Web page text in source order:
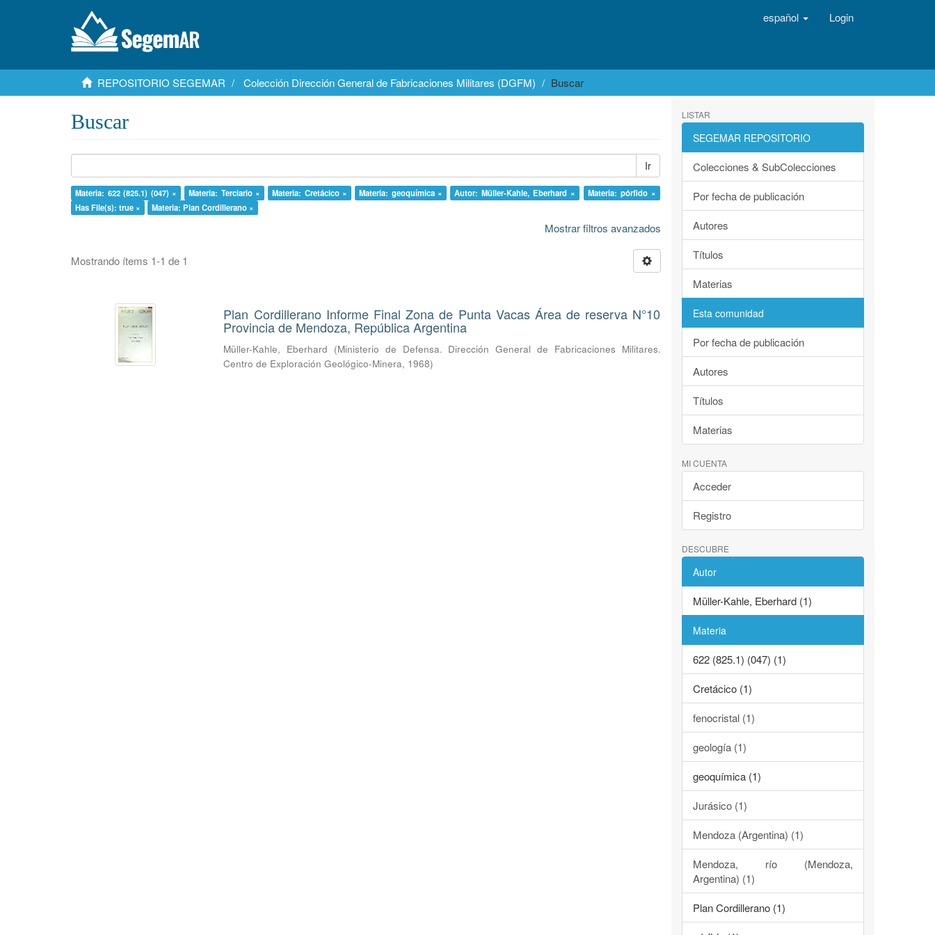
español Login
REPOSITORIO SEGEMAR Colección Dirección General de Fabricaciones Militares (DGFM) Buscar
Buscar
Ir
Materia: 622 (825.1) (047) × Materia: Terciario × Materia: Cretácico × Materia: geoquímica × Autor: Müller-Kahle, Eberhard ×
Materia: pórfido ×
Has File(s): true ×
Materia: Plan Cordillerano ×
Mostrar filtros avanzados
Mostrando ítems 1-1 de 1
Plan Cordillerano Informe Final Zona de Punta Vacas Área de reserva N°10
Provincia de Mendoza, República Argentina
Müller-Kahle, Eberhard (Ministerio de Defensa. Dirección General de Fabricaciones Militares.
Centro de Exploración Geológico-Minera, 1968)
LISTAR
SEGEMAR REPOSITORIO
Colecciones & SubColecciones
Por fecha de publicación
Autores
Títulos
Materias
Esta comunidad
Por fecha de publicación
Autores
Títulos
Materias
MI CUENTA
Acceder
Registro
DESCUBRE
Autor
Müller-Kahle, Eberhard (1)
Materia
622 (825.1) (047) (1)
Cretácico (1)
fenocristal (1)
geología (1)
geoquímica (1)
Jurásico (1)
Mendoza (Argentina) (1)
Mendoza, río (Mendoza,
Argentina) (1)
Plan Cordillerano (1)